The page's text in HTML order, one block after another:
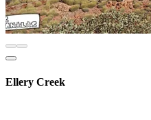
Ellery Creek